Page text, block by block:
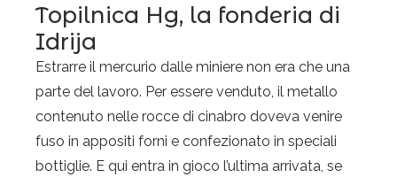
Topilnica Hg, la fonderia di
Idrija
Estrarre il mercurio dalle miniere non era che una
parte del lavoro. Per essere venduto, il metallo
contenuto nelle rocce di cinabro doveva venire
fuso in appositi forni e confezionato in speciali
bottiglie. E qui entra in gioco l’ultima arrivata, se